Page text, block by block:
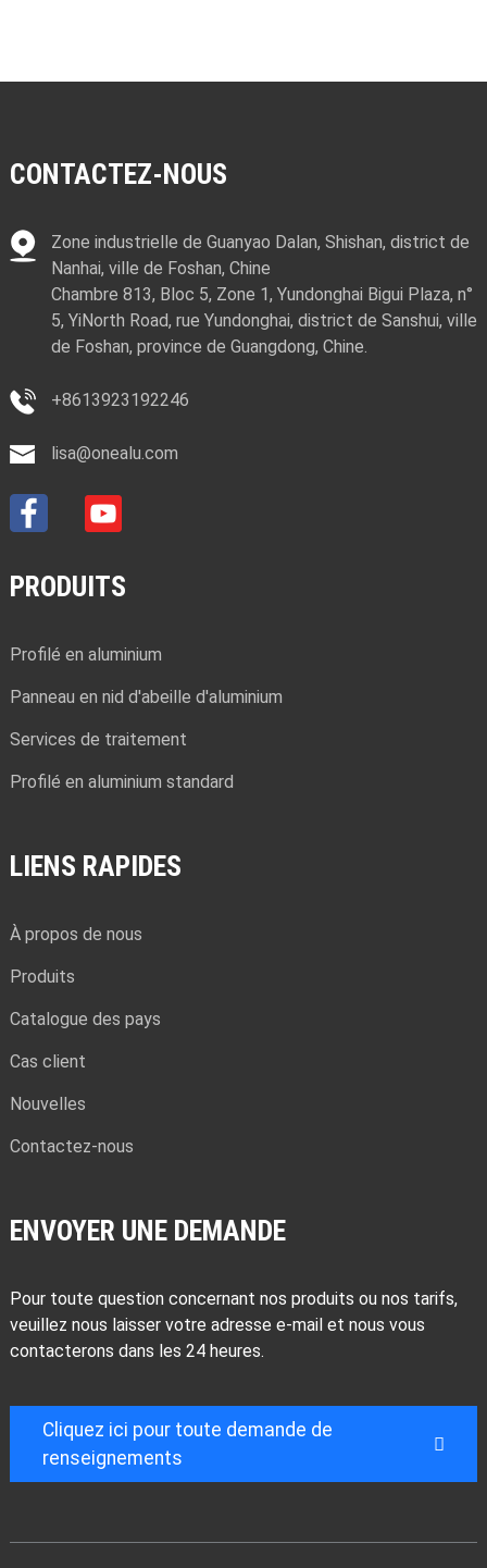
CONTACTEZ-NOUS
Zone industrielle de Guanyao Dalan, Shishan, district de
Nanhai, ville de Foshan, Chine
Chambre 813, Bloc 5, Zone 1, Yundonghai Bigui Plaza, n°
5, YiNorth Road, rue Yundonghai, district de Sanshui, ville
de Foshan, province de Guangdong, Chine.
+8613923192246
lisa@onealu.com
PRODUITS
Profilé en aluminium
Panneau en nid d'abeille d'aluminium
Services de traitement
Profilé en aluminium standard
LIENS RAPIDES
À propos de nous
Produits
Catalogue des pays
Cas client
Nouvelles
Contactez-nous
ENVOYER UNE DEMANDE
Pour toute question concernant nos produits ou nos tarifs,
veuillez nous laisser votre adresse e-mail et nous vous
contacterons dans les 24 heures.
Cliquez ici pour toute demande de
renseignements